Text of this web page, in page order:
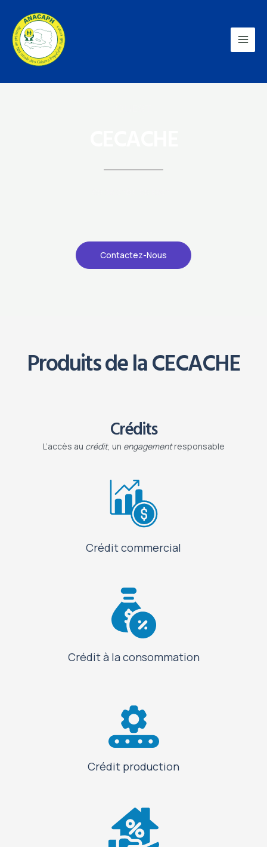
Contactez-Nous
Produits de la CECACHE
Crédits
L’accès au crédit, un engagementresponsable
Crédit commercial
Crédit à la consommation
Crédit production